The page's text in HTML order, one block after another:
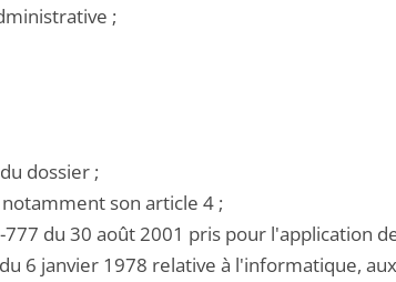
;
dossier ;
son article 4 ;
777 du 30 août 2001 pris pour l'application
6 janvier 1978 relative à l'informatique,